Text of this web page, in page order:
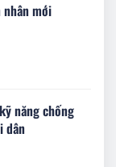
mới
năng chống
dân